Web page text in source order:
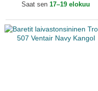
Saat sen 17–19 elokuu